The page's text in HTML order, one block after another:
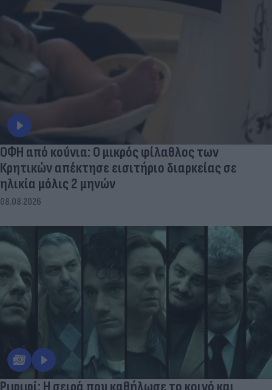
ΟΦΗ από κούνια: Ο μικρός φίλαθλος των
Κρητικών απέκτησε εισιτήριο διαρκείας σε
ηλικία μόλις 2 μηνών
08.08.2026